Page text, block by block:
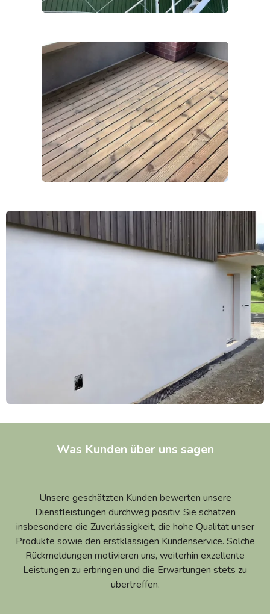
Was Kunden über uns sagen
Unsere geschätzten Kunden bewerten unsere
Dienstleistungen durchweg positiv. Sie schätzen
insbesondere die Zuverlässigkeit, die hohe Qualität unser
Produkte sowie den erstklassigen Kundenservice. Solche
Rückmeldungen motivieren uns, weiterhin exzellente
Leistungen zu erbringen und die Erwartungen stets zu
übertreffen.